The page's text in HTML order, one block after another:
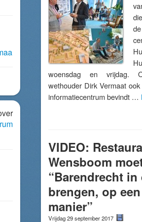
woensdag en vrijdag.
wethouder Dirk Vermaat ook
informatiecentrum bevindt …
VIDEO:
Wensboom
“Barendrecht in
brengen, op
manier”
Vrijdag 29 september 2017